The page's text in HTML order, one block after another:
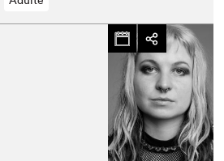
Que cherchez-vous?